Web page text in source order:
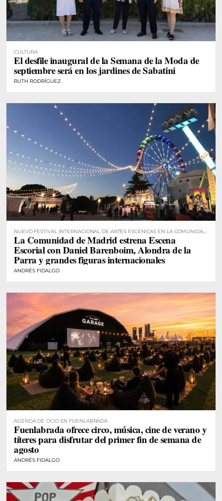
CULTURA
El desfile inaugural de la Semana de la Moda de
septiembre será en los jardines de Sabatini
RUTH RODRÍGUEZ
NUEVO FESTIVAL INTERNACIONAL DE ARTES ESCÉNICAS EN LA COMUNIDAD
DE MADRID
La Comunidad de Madrid estrena Escena
Escorial con Daniel Barenboim, Alondra de la
Parra y grandes figuras internacionales
ANDRÉS FIDALGO
AGENDA DE OCIO EN FUENLABRADA
Fuenlabrada ofrece circo, música, cine de verano y
títeres para disfrutar del primer fin de semana de
agosto
ANDRÉS FIDALGO